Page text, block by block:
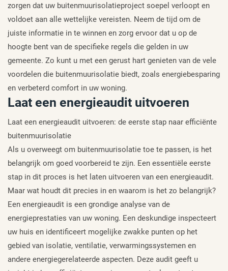
zorgen dat uw buitenmuurisolatieproject soepel verloopt en
voldoet aan alle wettelijke vereisten. Neem de tijd om de
juiste informatie in te winnen en zorg ervoor dat u op de
hoogte bent van de specifieke regels die gelden in uw
gemeente. Zo kunt u met een gerust hart genieten van de vele
voordelen die buitenmuurisolatie biedt, zoals energiebesparing
en verbeterd comfort in uw woning.
Laat een energieaudit uitvoeren
Laat een energieaudit uitvoeren: de eerste stap naar efficiënte
buitenmuurisolatie
Als u overweegt om buitenmuurisolatie toe te passen, is het
belangrijk om goed voorbereid te zijn. Een essentiële eerste
stap in dit proces is het laten uitvoeren van een energieaudit.
Maar wat houdt dit precies in en waarom is het zo belangrijk?
Een energieaudit is een grondige analyse van de
energieprestaties van uw woning. Een deskundige inspecteert
uw huis en identificeert mogelijke zwakke punten op het
gebied van isolatie, ventilatie, verwarmingssystemen en
andere energiegerelateerde aspecten. Deze audit geeft u